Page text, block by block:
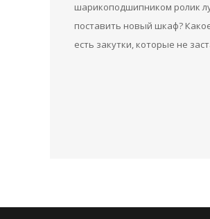
шарикоподшипником ролик
поставить новый шкаф?
есть закутки, которые не